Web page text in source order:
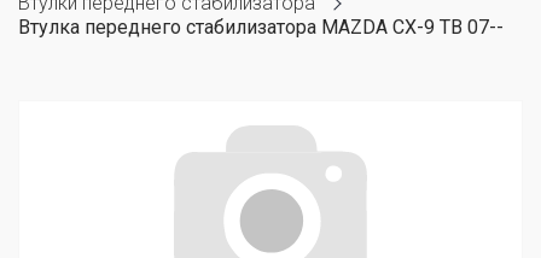
Втулка переднего стабилизатора MAZDA CX-9 TB 07--